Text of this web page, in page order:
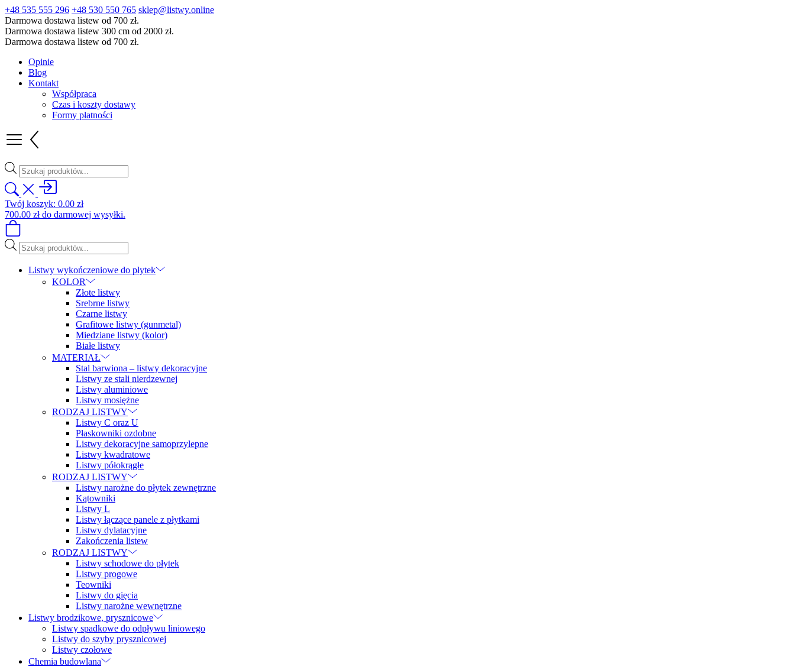
+48 535 555 296 +48 530 550 765 sklep@listwy.online
Darmowa dostawa listew od 700 zł.
Darmowa dostawa listew 300 cm od 2000 zł.
Darmowa dostawa listew od 700 zł.
Opinie
Blog
Kontakt
Współpraca
Czas i koszty dostawy
Formy płatności
Wyszukiwarka
produktów
Twój koszyk: 0.00 zł
700.00 złdo darmowej wysyłki.
Wyszukiwarka
produktów
Listwy wykończeniowe do płytek
KOLOR
Złote listwy
Srebrne listwy
Czarne listwy
Grafitowe listwy (gunmetal)
Miedziane listwy (kolor)
Białe listwy
MATERIAŁ
Stal barwiona – listwy dekoracyjne
Listwy ze stali nierdzewnej
Listwy aluminiowe
Listwy mosiężne
RODZAJ LISTWY
Listwy C oraz U
Płaskowniki ozdobne
Listwy dekoracyjne samoprzylepne
Listwy kwadratowe
Listwy półokrągłe
RODZAJ LISTWY
Listwy narożne do płytek zewnętrzne
Kątowniki
Listwy L
Listwy łączące panele z płytkami
Listwy dylatacyjne
Zakończenia listew
RODZAJ LISTWY
Listwy schodowe do płytek
Listwy progowe
Teowniki
Listwy do gięcia
Listwy narożne wewnętrzne
Listwy brodzikowe, prysznicowe
Listwy spadkowe do odpływu liniowego
Listwy do szyby prysznicowej
Listwy czołowe
Chemia budowlana